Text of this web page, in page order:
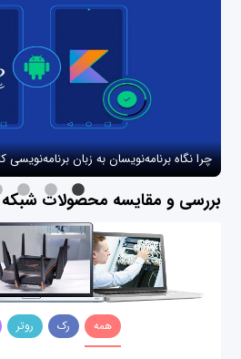
چرا نگاه برنامه‌نویسان به زبان
بررسی و مقایسه محصولات شبکه
همه رک روتر